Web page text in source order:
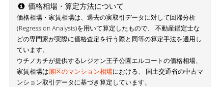
価格相場・算定方法について
価格相場・家賃相場は、過去の実取引データに対して回帰分析
(Regression Analysis)を用いて算定したもので、 不動産鑑定士な
どの専門家が実際に価格査定を行う際と同等の算定手法を適用し
ています。
ウチノカチが提供するレジオン王子公園エルコートの価格相場、
家賃相場は灘区のマンション相場における、 国土交通省の中古マ
ンション取引データに基づき算定しています。